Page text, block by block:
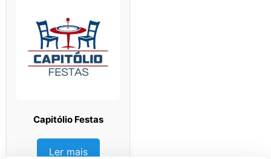
Capitólio Festas
Ler mais